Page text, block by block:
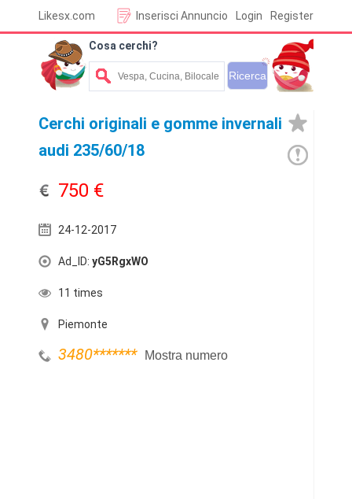
Likesx.com Login Register
Inserisci Annuncio
Cosa cerchi?
Cerchi originali e gomme invernali
audi 235/60/18
750 €
24-12-2017
Ad_ID: yG5RgxWO
11 times
Piemonte
3480******* Mostra numero